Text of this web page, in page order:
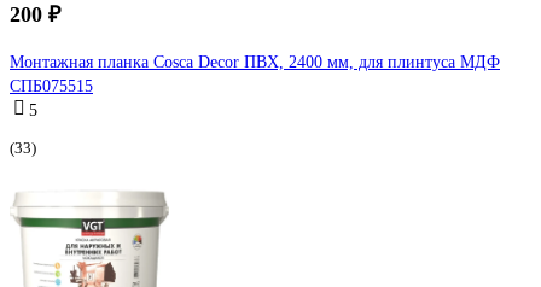
200 ₽
Монтажная планка Cosca Decor ПВХ, 2400 мм, для плинтуса МДФ
СПБ075515
5
(33)